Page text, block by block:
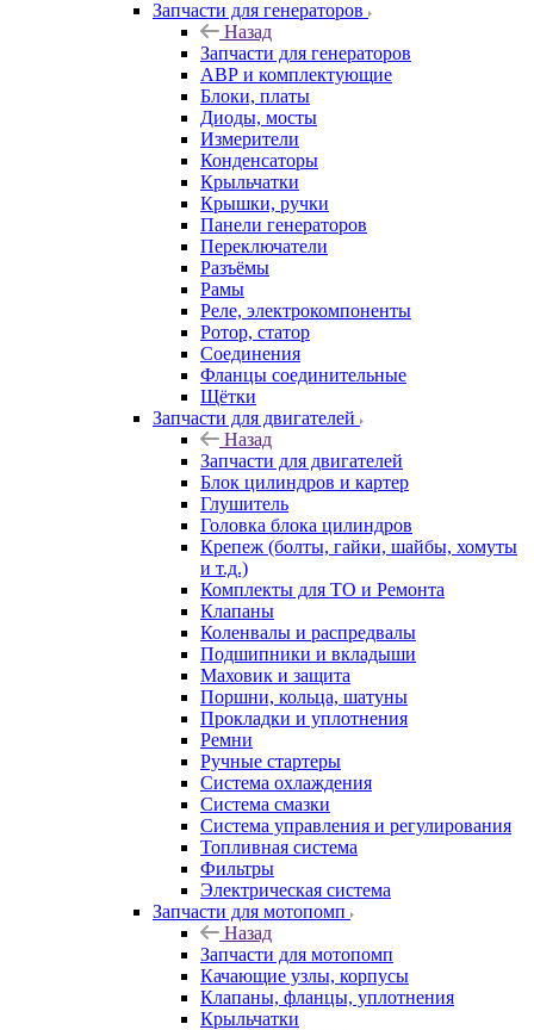
Запчасти для генераторов
Назад
Запчасти для генераторов
АВР и комплектующие
Блоки, платы
Диоды, мосты
Измерители
Конденсаторы
Крыльчатки
Крышки, ручки
Панели генераторов
Переключатели
Разъёмы
Рамы
Реле, электрокомпоненты
Ротор, статор
Соединения
Фланцы соединительные
Щётки
Запчасти для двигателей
Назад
Запчасти для двигателей
Блок цилиндров и картер
Глушитель
Головка блока цилиндров
Крепеж (болты, гайки, шайбы, хомуты
и т.д.)
Комплекты для ТО и Ремонта
Клапаны
Коленвалы и распредвалы
Подшипники и вкладыши
Маховик и защита
Поршни, кольца, шатуны
Прокладки и уплотнения
Ремни
Ручные стартеры
Система охлаждения
Система смазки
Система управления и регулирования
Топливная система
Фильтры
Электрическая система
Запчасти для мотопомп
Назад
Запчасти для мотопомп
Качающие узлы, корпусы
Клапаны, фланцы, уплотнения
Крыльчатки